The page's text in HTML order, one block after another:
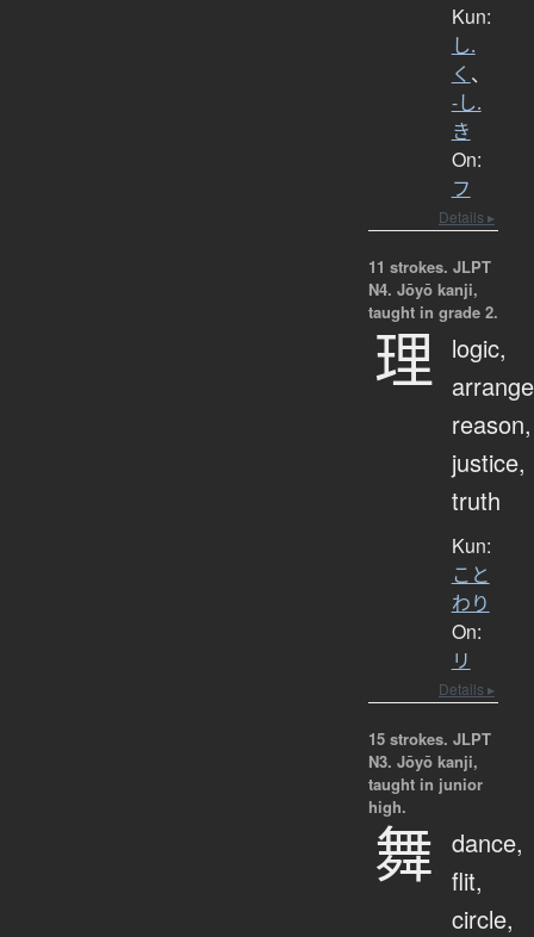
Kun:
し.
く 、
-し.
き
On:
フ
Details ▸
11 strokes. JLPT
N4. Jōyō kanji,
taught in grade 2.
理 logic,
reason,
justice,
truth
Kun:
こと
わり
On:
リ
Details ▸
15 strokes. JLPT
N3. Jōyō kanji,
taught in junior
high.
舞 dance,
flit,
circle,